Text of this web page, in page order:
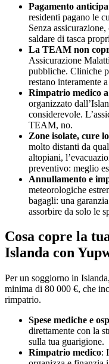
Pagamento
residenti pagano le
Senza
saldare di tasca
La TEAM non
Assicurazione
pubbliche. Cliniche
restano interamente
Rimpatrio medico
organizzato
considerevole.
TEAM, no.
Zone isolate, cure
molto distanti da
altopiani,
preventivo: meglio
Annullamento e
meteorologiche
bagagli: una
assorbire da solo le
Cosa copre la
Islanda con
Per un soggiorno in
minima di 80 000 €, che
rimpatrio.
Spese mediche e
direttamente con la
sulla tua guarigione.
Rimpatrio medico: